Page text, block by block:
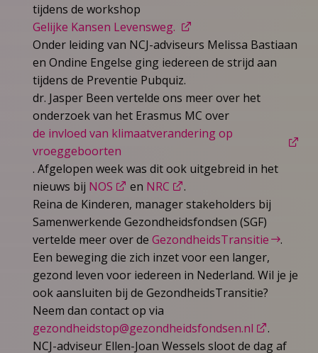
tijdens de workshop
Gelijke Kansen Levensweg.
Onder leiding van NCJ-adviseurs Melissa Bastiaan
en Ondine Engelse ging iedereen de strijd aan
tijdens de Preventie Pubquiz.
dr. Jasper Been vertelde ons meer over het
onderzoek van het Erasmus MC over
de invloed van klimaatverandering op
vroeggeboorten
. Afgelopen week was dit ook uitgebreid in het
nieuws bij NOS en NRC
.
Reina de Kinderen, manager stakeholders bij
Samenwerkende Gezondheidsfondsen (SGF)
vertelde meer over de GezondheidsTransitie
.
Een beweging die zich inzet voor een langer,
gezond leven voor iedereen in Nederland. Wil je je
ook aansluiten bij de GezondheidsTransitie?
Neem dan contact op via
gezondheidstop@gezondheidsfondsen.nl
.
NCJ-adviseur Ellen-Joan Wessels sloot de dag af